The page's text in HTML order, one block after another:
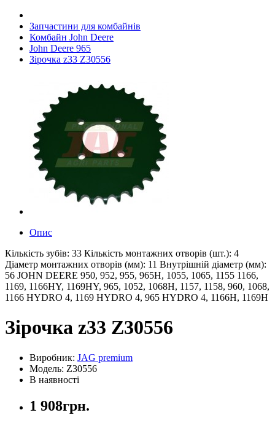
Запчастини для комбайнів
Комбайн John Deere
John Deere 965
Зірочка z33 Z30556
Опис
Кількість зубів: 33 Кількість монтажних отворів (шт.): 4
Діаметр монтажних отворів (мм): 11 Внутрішній діаметр (мм):
56 JOHN DEERE 950, 952, 955, 965H, 1055, 1065, 1155 1166,
1169, 1166HY, 1169HY, 965, 1052, 1068H, 1157, 1158, 960, 1068,
1166 HYDRO 4, 1169 HYDRO 4, 965 HYDRO 4, 1166H, 1169H
Зірочка z33 Z30556
Виробник: JAG premium
Модель: Z30556
В наявності
1 908грн.